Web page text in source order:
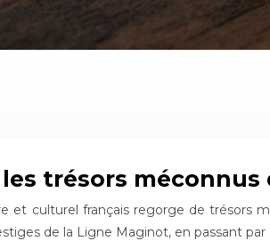
trésors
et culturel français regorge de trésors
de la Ligne Maginot, en passant